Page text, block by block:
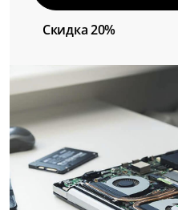
Скидка 20%